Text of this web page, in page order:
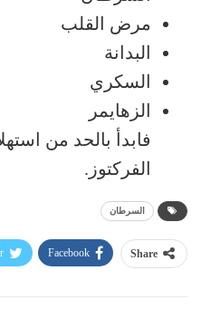
مرض القلب
البدانة
السكري
الزهايمر
فابدأ بالحد من
الفركتوز.
السرطان
Share
Facebook